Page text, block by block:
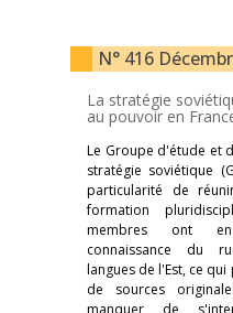
N° 416
La stratégie
au pouvoir en
Le Groupe d'étude et
stratégie soviétique
particularité de
formation
membres ont
connaissance du
langues de l'Est, ce
de sources
manquer de